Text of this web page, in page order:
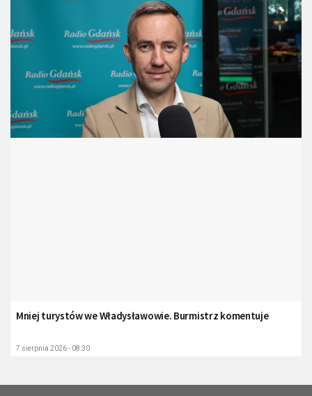
Mniej turystów we Władysławowie. Burmistrz komentuje
7 sierpnia 2026 - 08:30